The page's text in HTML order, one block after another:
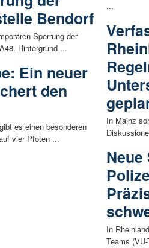
Bendorf
Sperrung der
Hintergrund ...
Ein neuer
den
es einen besonderen
vier Pfoten ...
...
In Mainz
In
Teams